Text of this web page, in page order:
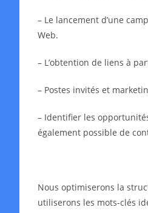
– Le lancement d’une
Web.
– L’obtention de liens à
– Postes invités et
– Identifier les
également possible de
Nous optimiserons la
utiliserons les mots-clés